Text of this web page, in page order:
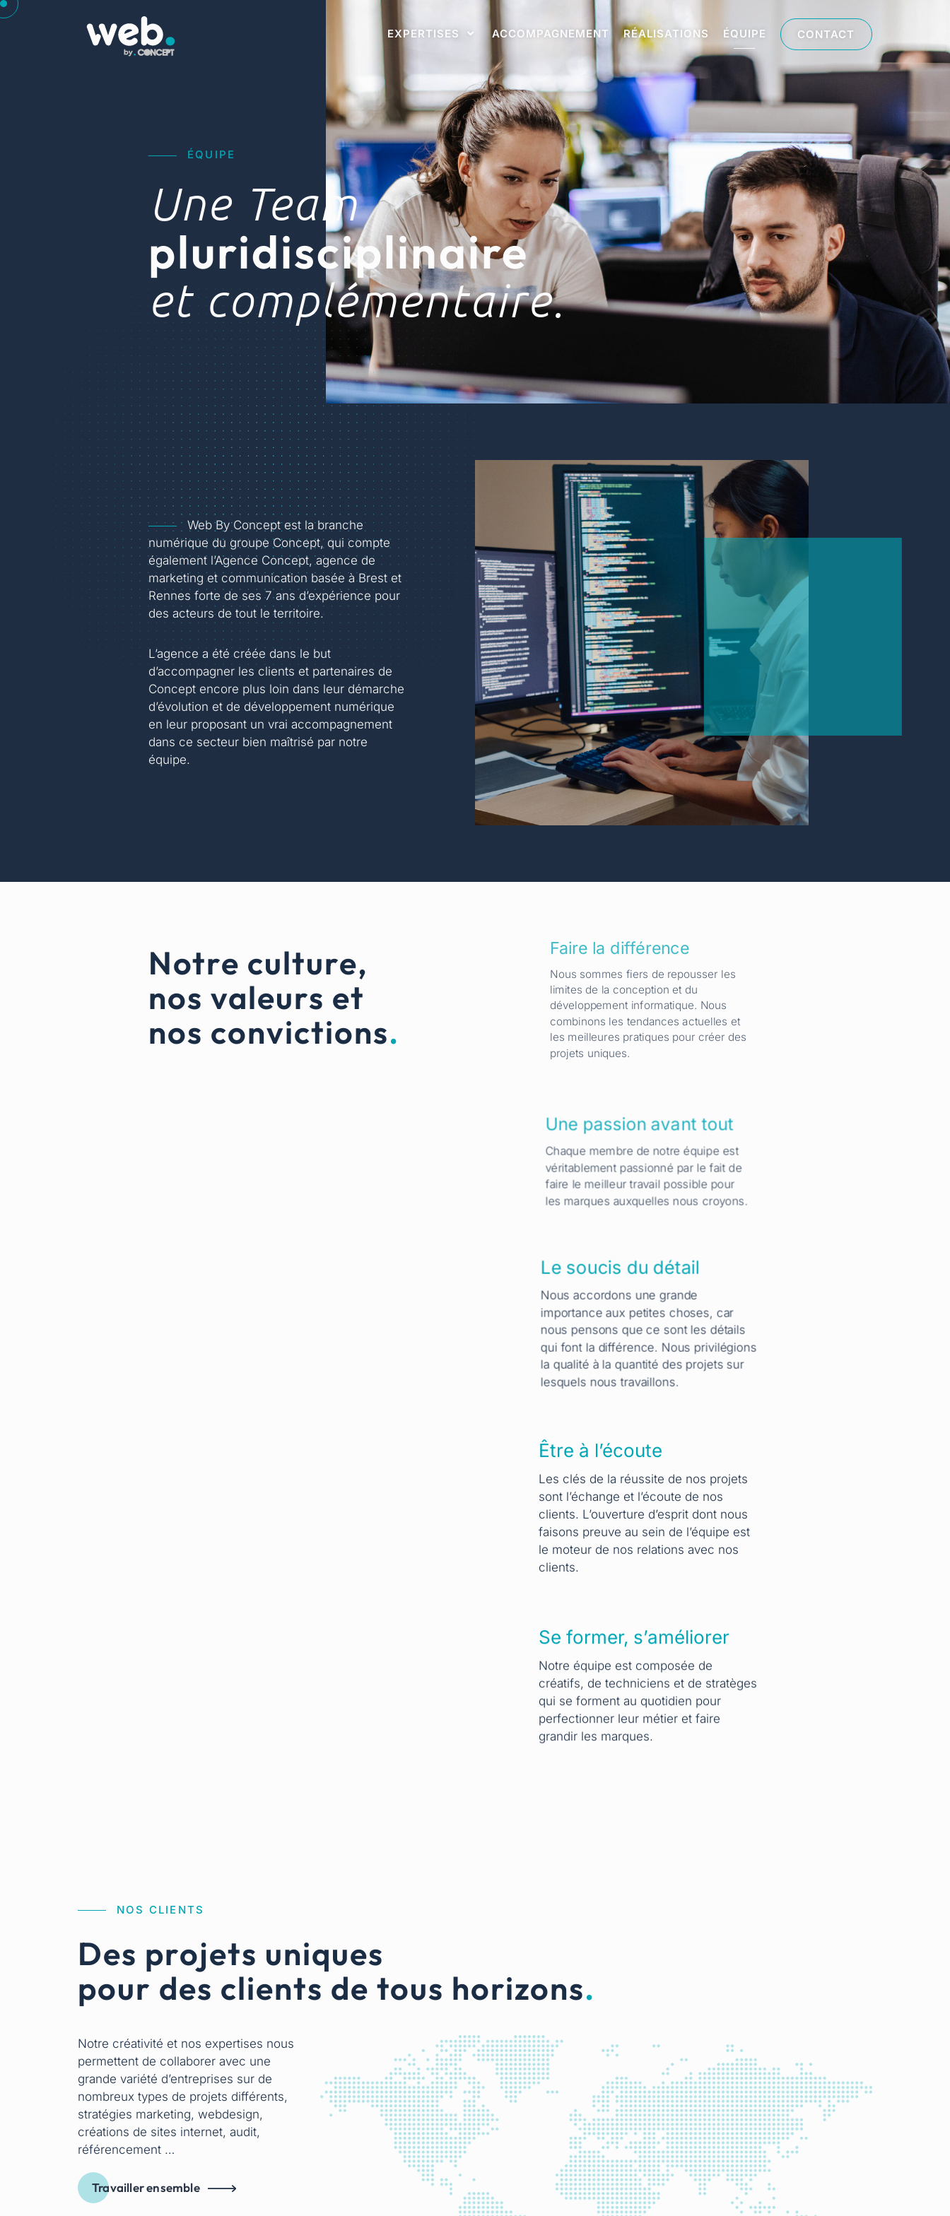
EXPERTISES ACCOMPAGNEMENT RÉALISATIONS ÉQUIPE CONTACT
ÉQUIPE
Une Team
pluridisciplinaire
et complémentaire.
Web By Concept est la branche
numérique du groupe Concept, qui compte
également l’Agence Concept, agence de
marketing et communication basée à Brest et
Rennes forte de ses 7 ans d’expérience pour
des acteurs de tout le territoire.
L’agence a été créée dans le but
d’accompagner les clients et partenaires de
Concept encore plus loin dans leur démarche
d’évolution et de développement numérique
en leur proposant un vrai accompagnement
dans ce secteur bien maîtrisé par notre
équipe.
Notre culture,
nos valeurs et
nos convictions.
Faire la différence
Nous sommes fiers de repousser les
limites de la conception et du
développement informatique. Nous
combinons les tendances actuelles et
les meilleures pratiques pour créer des
projets uniques.
Une passion avant tout
Chaque membre de notre équipe est
véritablement passionné par le fait de
faire le meilleur travail possible pour
les marques auxquelles nous croyons.
Le soucis du détail
Nous accordons une grande
importance aux petites choses, car
nous pensons que ce sont les détails
qui font la différence. Nous privilégions
la qualité à la quantité des projets sur
lesquels nous travaillons.
Être à l’écoute
Les clés de la réussite de nos projets
sont l’échange et l’écoute de nos
clients. L’ouverture d’esprit dont nous
faisons preuve au sein de l’équipe est
le moteur de nos relations avec nos
clients.
Se former, s’améliorer
Notre équipe est composée de
créatifs, de techniciens et de stratèges
qui se forment au quotidien pour
perfectionner leur métier et faire
grandir les marques.
NOS CLIENTS
Des projets uniques
pour des clients de tous horizons.
Notre créativité et nos expertises nous
permettent de collaborer avec une
grande variété d’entreprises sur de
nombreux types de projets différents,
stratégies marketing, webdesign,
créations de sites internet, audit,
référencement …
Travailler ensemble